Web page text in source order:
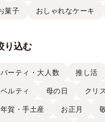
菓子 おしゃれなケーキ
り込む
パーティ・大人数 推し活
ベルティ 母の日 クリ
賀・手土産 お正月